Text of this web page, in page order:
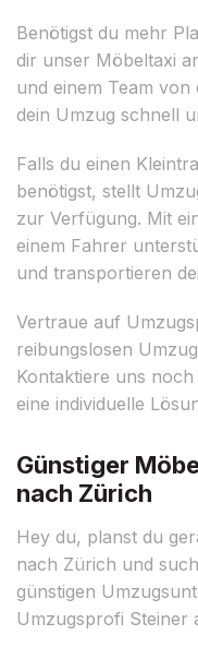
Benötigst du mehr
dir unser Möbeltaxi
und einem Team
dein Umzug schnell
Falls du einen
benötigst, stellt
zur Verfügung. Mit
einem Fahrer
und transportieren
Vertraue auf
reibungslosen
Kontaktiere uns
eine individuelle
Günstiger
nach Zürich
Hey du, planst du
nach Zürich und
günstigen
Umzugsprofi Steiner